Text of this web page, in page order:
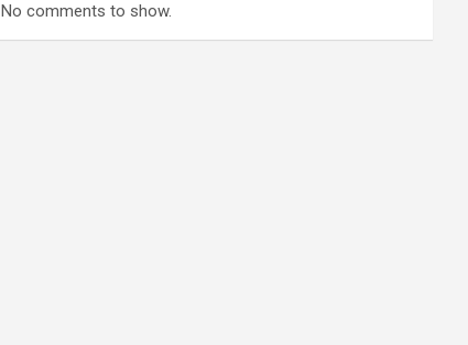
No comments to show.